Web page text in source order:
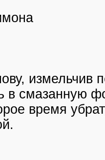
в смазанную
время